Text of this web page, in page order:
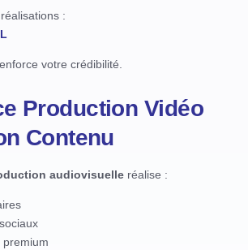
:
votre crédibilité.
Production Vidéo
Contenu
audiovisuelle réalise :
premium